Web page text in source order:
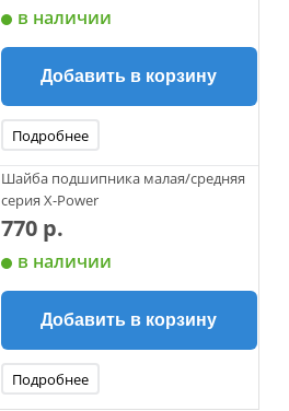
в наличии
Добавить в корзину
Подробнее
Шайба подшипника малая/средняя
серия X-Power
770 р.
в наличии
Добавить в корзину
Подробнее